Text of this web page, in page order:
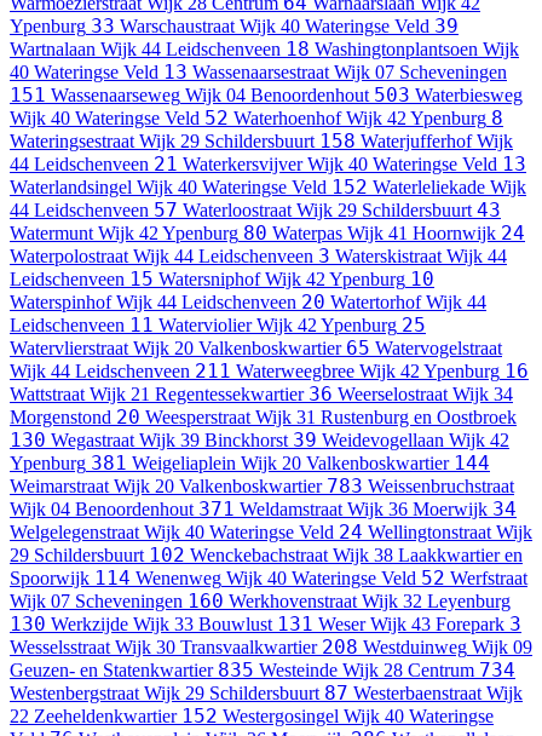
Ypenburg 33 Warschaustraat Wijk 40 Wateringse Veld 39
Wartnalaan Wijk 44 Leidschenveen 18 Washingtonplantsoen Wijk
40 Wateringse Veld 13 Wassenaarsestraat Wijk 07 Scheveningen
151 Wassenaarseweg Wijk 04 Benoordenhout 503 Waterbiesweg
Wijk 40 Wateringse Veld 52 Waterhoenhof Wijk 42 Ypenburg 8
Wateringsestraat Wijk 29 Schildersbuurt 158 Waterjufferhof Wijk
44 Leidschenveen 21 Waterkersvijver Wijk 40 Wateringse Veld 13
Waterlandsingel Wijk 40 Wateringse Veld 152 Waterleliekade Wijk
44 Leidschenveen 57 Waterloostraat Wijk 29 Schildersbuurt 43
Watermunt Wijk 42 Ypenburg 80 Waterpas Wijk 41 Hoornwijk 24
Waterpolostraat Wijk 44 Leidschenveen 3 Waterskistraat Wijk 44
Leidschenveen 15 Watersniphof Wijk 42 Ypenburg 10
Waterspinhof Wijk 44 Leidschenveen 20 Watertorhof Wijk 44
Leidschenveen 11 Waterviolier Wijk 42 Ypenburg 25
Watervlierstraat Wijk 20 Valkenboskwartier 65 Watervogelstraat
Wijk 44 Leidschenveen 211 Waterweegbree Wijk 42 Ypenburg 16
Wattstraat Wijk 21 Regentessekwartier 36 Weerselostraat Wijk 34
Morgenstond 20 Weesperstraat Wijk 31 Rustenburg en Oostbroek
130 Wegastraat Wijk 39 Binckhorst 39 Weidevogellaan Wijk 42
Ypenburg 381 Weigeliaplein Wijk 20 Valkenboskwartier 144
Weimarstraat Wijk 20 Valkenboskwartier 783 Weissenbruchstraat
Wijk 04 Benoordenhout 371 Weldamstraat Wijk 36 Moerwijk 34
Welgelegenstraat Wijk 40 Wateringse Veld 24 Wellingtonstraat Wijk
29 Schildersbuurt 102 Wenckebachstraat Wijk 38 Laakkwartier en
Spoorwijk 114 Wenenweg Wijk 40 Wateringse Veld 52 Werfstraat
Wijk 07 Scheveningen 160 Werkhovenstraat Wijk 32 Leyenburg
130 Werkzijde Wijk 33 Bouwlust 131 Weser Wijk 43 Forepark 3
Wesselsstraat Wijk 30 Transvaalkwartier 208 Westduinweg Wijk 09
Geuzen- en Statenkwartier 835 Westeinde Wijk 28 Centrum 734
Westenbergstraat Wijk 29 Schildersbuurt 87 Westerbaenstraat Wijk
22 Zeeheldenkwartier 152 Westergosingel Wijk 40 Wateringse